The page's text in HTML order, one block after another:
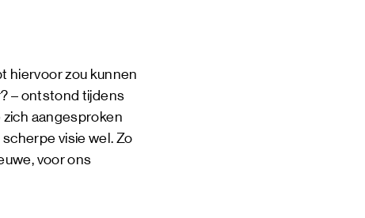
hiervoor zou kunnen
– ontstond tijdens
aangesproken
visie wel. Zo
voor ons